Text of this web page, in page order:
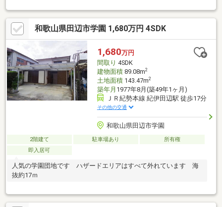
◇◆◇私たちハウスドゥ！阪急伊丹駅前店にお任せください
◇◆◇~夢の住まい、あなたの手の中に！理想の家探しはここか
ら始まる~全国７００店舗以上展開！近畿エリア売上第2位獲得の
実績あり。不動産の購入・売却・住み替え・転居など、お家探し
等ワンストップでさせて頂きます！ お気軽にご相談下さい。※お
電話予約がスムーズです。
和歌山県田辺市学園 1,680万円 4SDK
1,680万円
間取り 4SDK
建物面積89.08m2
土地面積143.47m2
築年月 1977年8月(築49年1ヶ月)
ＪＲ紀勢本線 紀伊田辺駅 徒歩17分
その他の交通
和歌山県田辺市学園
2階建て 駐車場あり
所有権
即入居可
人気の学園団地です ハザードエリアはすべて外れています 海
抜約17ｍ